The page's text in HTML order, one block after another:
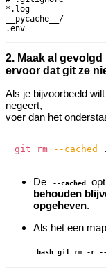
*.log
__pycache__/
2. Maak al
ervoor dat git ze
Als je bijvoorbeeld
negeert,
voer dan het
git rm --cached
De --cached
behouden
opgeheven.
Als het een
bash git rm -r --